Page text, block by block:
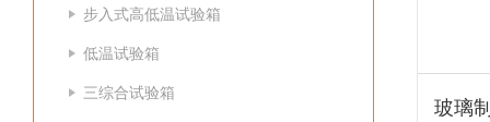
步入式高低温试验箱
低温试验箱
三综合试验箱
玻璃